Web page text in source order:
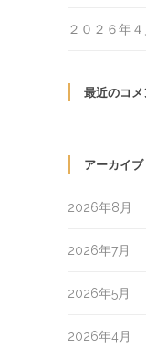
２０２６年
最近のコメ
アーカイブ
2026年8月
2026年7月
2026年5月
2026年4月